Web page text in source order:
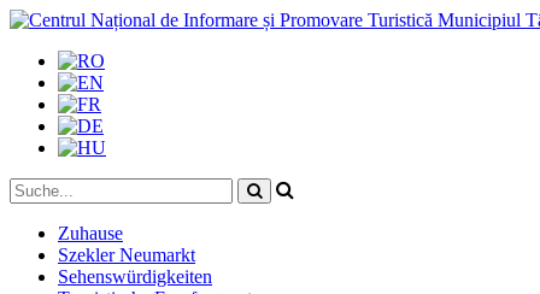
Zuhause
Szekler Neumarkt
Sehenswürdigkeiten